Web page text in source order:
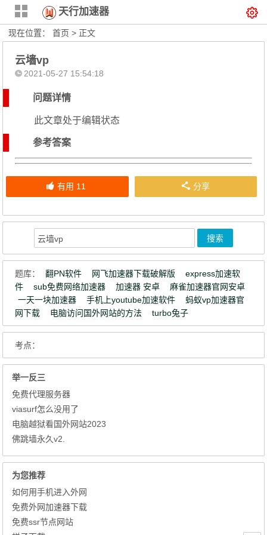
天行加速器
现在位置：首页 > 正文
云墙vp
2021-05-27 15:54:18
问题详情
此文章处于编辑状态
参考答案
有用 11 分享
题库： 翻PN软件 网飞加速器下载破解版
express加速软
件
sub免费网络加速器 加速器 安卓
麻雀加速器官网安卓
一天一块加速器
手机上youtube加速软件
蚂蚁vp加速器官
网下载
电脑访问国外网站的方法 turbo兔子
考点：
举一反三
免费代理服务器
viasurf怎么没用了
电脑越狱看国外网站2023
佛跳墙永久v2.
为您推荐
如何用手机进入外网
免费外网加速器下载
免费ssr节点网站